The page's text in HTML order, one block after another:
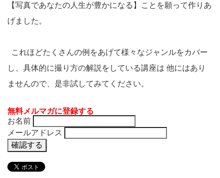
【写真であなたの人生が豊かになる】ことを願って作りあ
げました。
これほどたくさんの例をあげて様々なジャンルをカバー
し、具体的に撮り方の解説をしている講座は 他にはあり
ませんので、是非試してみてください。
無料メルマガに登録する
お名前
メールアドレス